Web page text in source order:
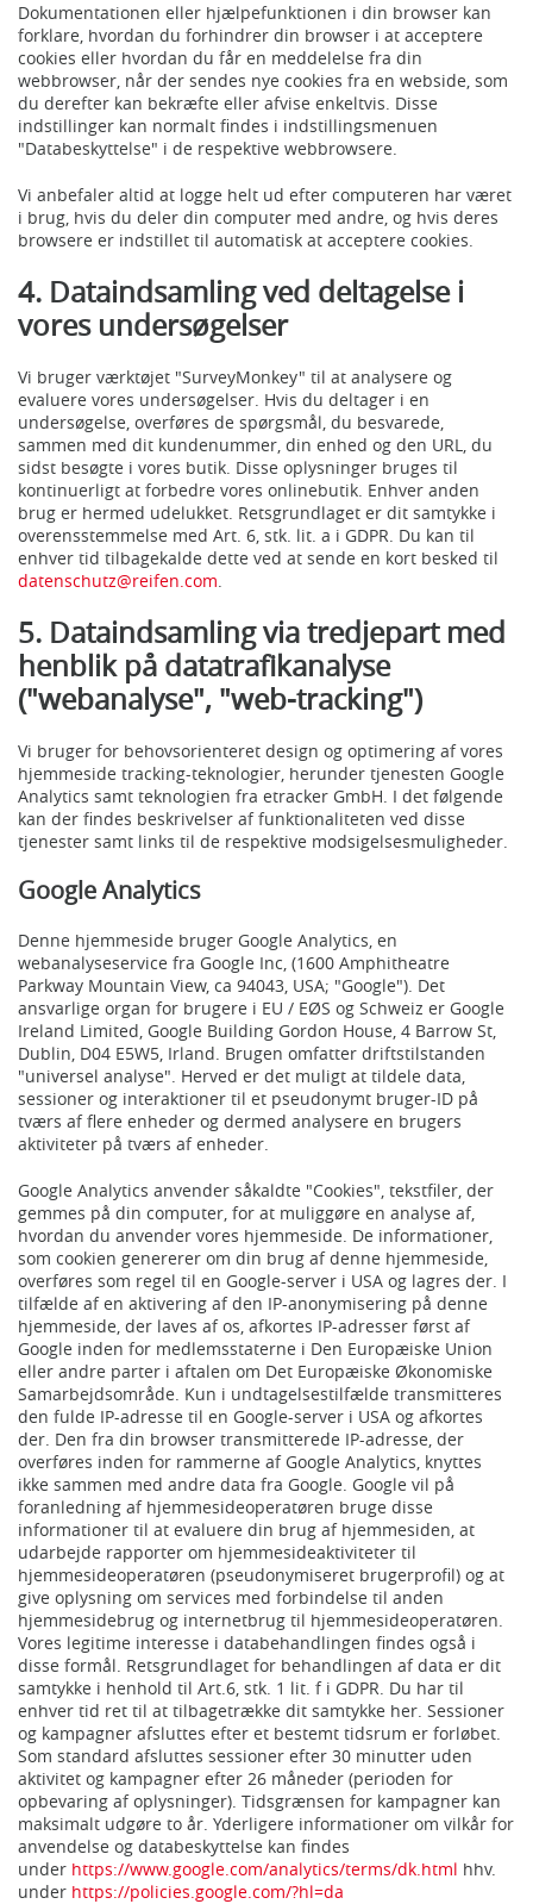
Dokumentationen eller hjælpefunktionen i din browser kan
forklare, hvordan du forhindrer din browser i at acceptere
cookies eller hvordan du får en meddelelse fra din
webbrowser, når der sendes nye cookies fra en webside, som
du derefter kan bekræfte eller afvise enkeltvis. Disse
indstillinger kan normalt findes i indstillingsmenuen
"Databeskyttelse" i de respektive webbrowsere.
Vi anbefaler altid at logge helt ud efter computeren har været
i brug, hvis du deler din computer med andre, og hvis deres
browsere er indstillet til automatisk at acceptere cookies.
4. Dataindsamling ved deltagelse i
vores undersøgelser
Vi bruger værktøjet "SurveyMonkey" til at analysere og
evaluere vores undersøgelser. Hvis du deltager i en
undersøgelse, overføres de spørgsmål, du besvarede,
sammen med dit kundenummer, din enhed og den URL, du
sidst besøgte i vores butik. Disse oplysninger bruges til
kontinuerligt at forbedre vores onlinebutik. Enhver anden
brug er hermed udelukket. Retsgrundlaget er dit samtykke i
overensstemmelse med Art. 6, stk. lit. a i GDPR. Du kan til
enhver tid tilbagekalde dette ved at sende en kort besked til
datenschutz@reifen.com.
5. Dataindsamling via tredjepart med
henblik på datatrafikanalyse
("webanalyse", "web-tracking")
Vi bruger for behovsorienteret design og optimering af vores
hjemmeside tracking-teknologier, herunder tjenesten Google
Analytics samt teknologien fra etracker GmbH. I det følgende
kan der findes beskrivelser af funktionaliteten ved disse
tjenester samt links til de respektive modsigelsesmuligheder.
Google Analytics
Denne hjemmeside bruger Google Analytics, en
webanalyseservice fra Google Inc, (1600 Amphitheatre
Parkway Mountain View, ca 94043, USA; "Google"). Det
ansvarlige organ for brugere i EU / EØS og Schweiz er Google
Ireland Limited, Google Building Gordon House, 4 Barrow St,
Dublin, D04 E5W5, Irland. Brugen omfatter driftstilstanden
"universel analyse". Herved er det muligt at tildele data,
sessioner og interaktioner til et pseudonymt bruger-ID på
tværs af flere enheder og dermed analysere en brugers
aktiviteter på tværs af enheder.
Google Analytics anvender såkaldte "Cookies", tekstfiler, der
gemmes på din computer, for at muliggøre en analyse af,
hvordan du anvender vores hjemmeside. De informationer,
som cookien genererer om din brug af denne hjemmeside,
overføres som regel til en Google-server i USA og lagres der. I
tilfælde af en aktivering af den IP-anonymisering på denne
hjemmeside, der laves af os, afkortes IP-adresser først af
Google inden for medlemsstaterne i Den Europæiske Union
eller andre parter i aftalen om Det Europæiske Økonomiske
Samarbejdsområde. Kun i undtagelsestilfælde transmitteres
den fulde IP-adresse til en Google-server i USA og afkortes
der. Den fra din browser transmitterede IP-adresse, der
overføres inden for rammerne af Google Analytics, knyttes
ikke sammen med andre data fra Google. Google vil på
foranledning af hjemmesideoperatøren bruge disse
informationer til at evaluere din brug af hjemmesiden, at
udarbejde rapporter om hjemmesideaktiviteter til
hjemmesideoperatøren (pseudonymiseret brugerprofil) og at
give oplysning om services med forbindelse til anden
hjemmesidebrug og internetbrug til hjemmesideoperatøren.
Vores legitime interesse i databehandlingen findes også i
disse formål. Retsgrundlaget for behandlingen af data er dit
samtykke i henhold til Art.6, stk. 1 lit. f i GDPR. Du har til
enhver tid ret til at tilbagetrække dit samtykke her. Sessioner
og kampagner afsluttes efter et bestemt tidsrum er forløbet.
Som standard afsluttes sessioner efter 30 minutter uden
aktivitet og kampagner efter 26 måneder (perioden for
opbevaring af oplysninger). Tidsgrænsen for kampagner kan
maksimalt udgøre to år. Yderligere informationer om vilkår for
anvendelse og databeskyttelse kan findes
under https://www.google.com/analytics/terms/dk.html hhv.
under https://policies.google.com/?hl=da